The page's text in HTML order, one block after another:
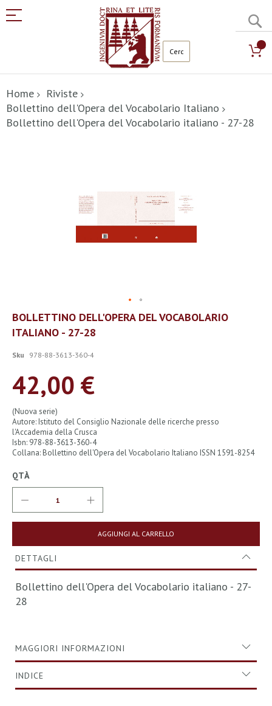
al
contenuto
Home
Riviste
Bollettino dell'Opera del Vocabolario Italiano
Bollettino dell'Opera del Vocabolario italiano - 27-28
Vai
all'inizio
della
di
BOLLETTINO DELL'OPERA DEL VOCABOLARIO
ITALIANO - 27-28
Sku 978-88-3613-360-4
42,00 €
(Nuova serie)
Autore: Istituto del Consiglio Nazionale delle ricerche presso
l'Accademia della Crusca
Isbn: 978-88-3613-360-4
Collana: Bollettino dell'Opera del Vocabolario Italiano ISSN 1591-8254
QTÀ
AGGIUNGI AL CARRELLO
DETTAGLI
Bollettino dell'Opera del Vocabolario italiano - 27-
28
MAGGIORI INFORMAZIONI
INDICE